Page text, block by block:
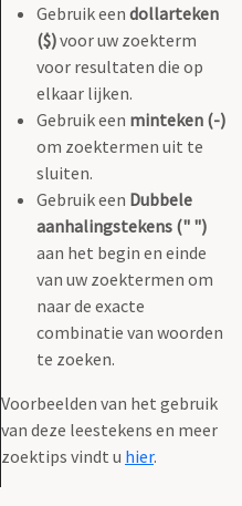
Gebruik een dollarteken
($)voor uw zoekterm
voor resultaten die op
elkaar lijken.
Gebruik een minteken (-)
om zoektermen uit te
sluiten.
Gebruik een Dubbele
aanhalingstekens (" ")
aan het begin en einde
van uw zoektermen om
naar de exacte
combinatie van woorden
te zoeken.
Voorbeelden van het gebruik
van deze leestekens en meer
zoektips vindt u hier.